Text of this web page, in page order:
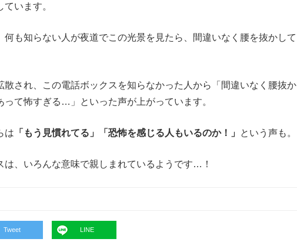
います。
何も知らない人が夜道でこの光景を見たら、間違いなく腰を抜かして
散され、この電話ボックスを知らなかった人から「間違いなく腰抜か
って怖すぎる…」といった声が上がっています。
は 「もう見慣れてる」「恐怖を感じる人もいるのか！」 という声も。
は、いろんな意味で親しまれているようです…！
Tweet LINE